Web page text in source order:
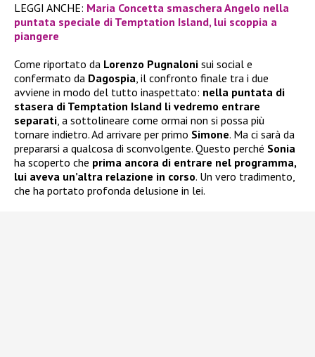
LEGGI ANCHE: Maria Concetta smaschera Angelo nella
puntata speciale di Temptation Island, lui scoppia a
piangere
Come riportato da Lorenzo Pugnaloni sui social e
confermato da Dagospia, il confronto finale tra i due
avviene in modo del tutto inaspettato: nella puntata di
stasera di Temptation Island li vedremo entrare
separati, a sottolineare come ormai non si possa più
tornare indietro. Ad arrivare per primo Simone. Ma ci sarà da
prepararsi a qualcosa di sconvolgente. Questo perché Sonia
ha scoperto che prima ancora di entrare nel programma,
lui aveva un’altra relazione in corso. Un vero tradimento,
che ha portato profonda delusione in lei.